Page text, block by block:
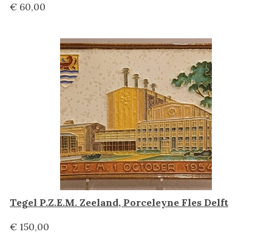
€ 60,00
Tegel P.Z.E.M. Zeeland, Porceleyne Fles Delft
€ 150,00